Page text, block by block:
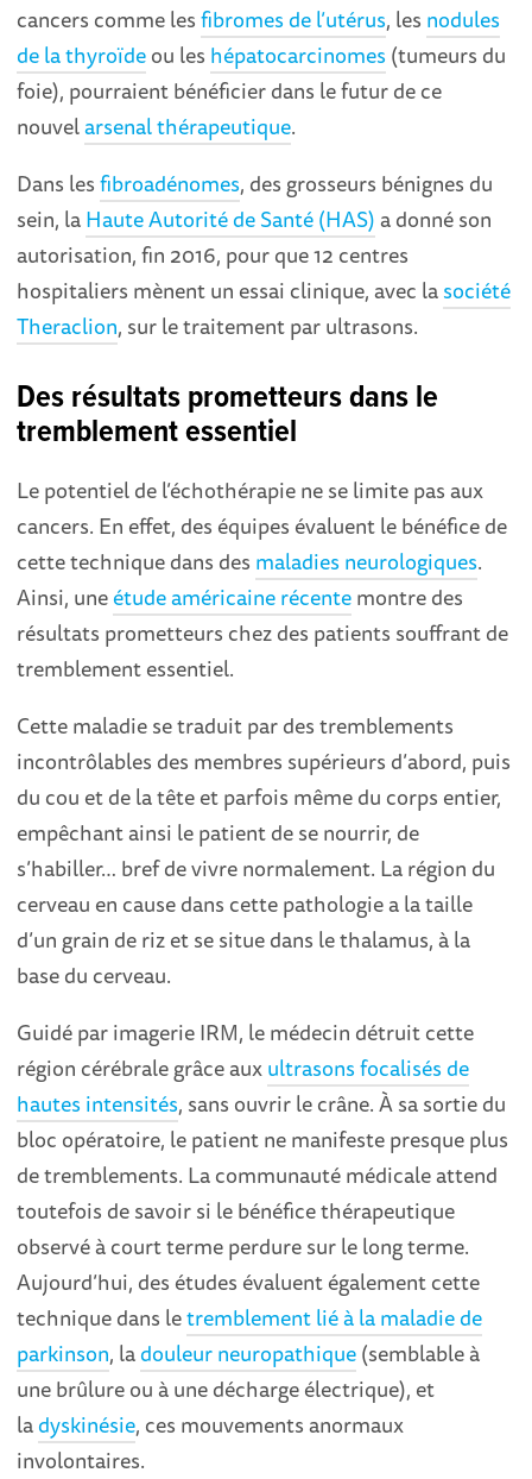
cancers comme lesfibromes de l’utérus, les nodules
de la thyroïdeou les hépatocarcinomes (tumeurs du
foie), pourraient bénéficier dans le futur de ce
nouvelarsenal thérapeutique.
Dans lesfibroadénomes, des grosseurs bénignes du
sein, laHaute Autorité de Santé (HAS)a donné son
autorisation, fin 2016, pour que 12 centres
hospitaliers mènent un essai clinique, avec lasociété
Theraclion, sur le traitement par ultrasons.
Des résultats prometteurs dans le
tremblement essentiel
Le potentiel de l’échothérapie ne se limite pas aux
cancers. En effet, des équipes évaluent le bénéfice de
cette technique dans des maladies neurologiques.
Ainsi, uneétude américaine récentemontre des
résultats prometteurs chez des patients souffrant de
tremblement essentiel.
Cette maladie se traduit par des tremblements
incontrôlables des membres supérieurs d’abord, puis
du cou et de la tête et parfois même du corps entier,
empêchant ainsi le patient de se nourrir, de
s’habiller… bref de vivre normalement. La région du
cerveau en cause dans cette pathologie a la taille
d’un grain de riz et se situe dans le thalamus, à la
base du cerveau.
Guidé par imagerie IRM, le médecin détruit cette
région cérébrale grâce auxultrasons focalisés de
hautes intensités, sans ouvrir le crâne. À sa sortie du
bloc opératoire, le patient ne manifeste presque plus
de tremblements. La communauté médicale attend
toutefois de savoir si le bénéfice thérapeutique
observé à court terme perdure sur le long terme.
Aujourd’hui, des études évaluent également cette
technique dans letremblement lié à la maladie de
parkinson, ladouleur neuropathique(semblable à
une brûlure ou à une décharge électrique), et
ladyskinésie, ces mouvements anormaux
involontaires.